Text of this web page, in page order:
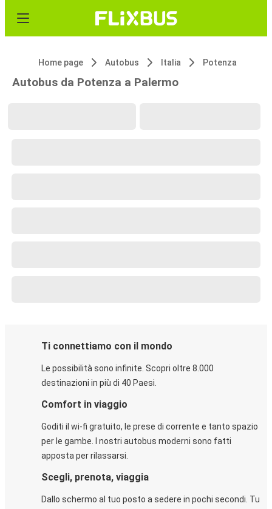
Home page Autobus Italia Potenza
Autobus da Potenza a Palermo
Ti connettiamo con il mondo
Le possibilità sono infinite. Scopri oltre 8.000
destinazioni in più di 40 Paesi.
Comfort in viaggio
Goditi il wi-fi gratuito, le prese di corrente e tanto spazio
per le gambe. I nostri autobus moderni sono fatti
apposta per rilassarsi.
Scegli, prenota, viaggia
Dallo schermo al tuo posto a sedere in pochi secondi. Tu